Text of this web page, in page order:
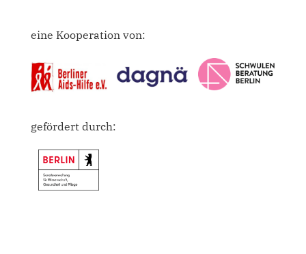
eine Kooperation von:
gefördert durch: